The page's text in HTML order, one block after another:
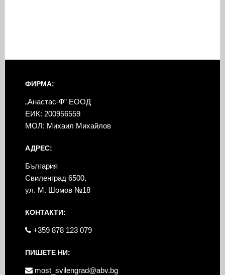
ФИРМА:
„Анастас-Ф” ЕООД
ЕИК: 200956559
МОЛ: Михаил Михайлов
АДРЕС:
България
Свиленград 6500,
ул. М. Шомов №18
КОНТАКТИ:
+359 878 123 079
ПИШЕТЕ НИ:
most_svilengrad@abv.bg